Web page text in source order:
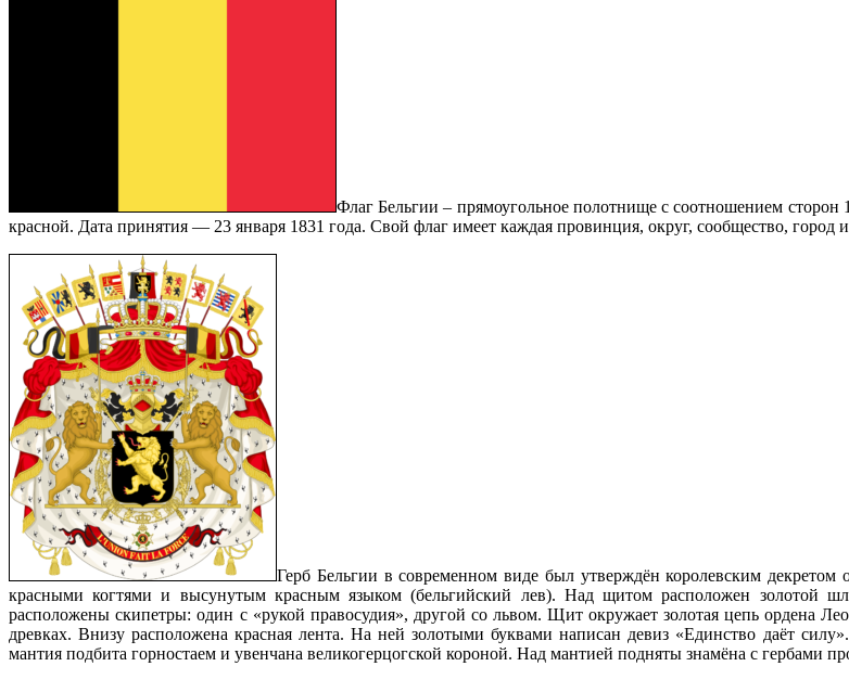
Флаг Бельгии – прямоугольное полотнище с соотношением
красной. Дата принятия — 23 января 1831 года. Свой флаг имеет каждая провинция, округ, сообщество, город
Герб Бельгии в современном виде был утверждён королевским
красными когтями и высунутым красным языком (бельгийский лев). Над щитом расположен золотой
расположены скипетры: один с «рукой правосудия», другой со львом. Щит окружает золотая цепь ордена
древках. Внизу расположена красная лента. На ней золотыми буквами написан девиз «Единство даёт
мантия подбита горностаем и увенчана великогерцогской короной. Над мантией подняты знамёна с гербами